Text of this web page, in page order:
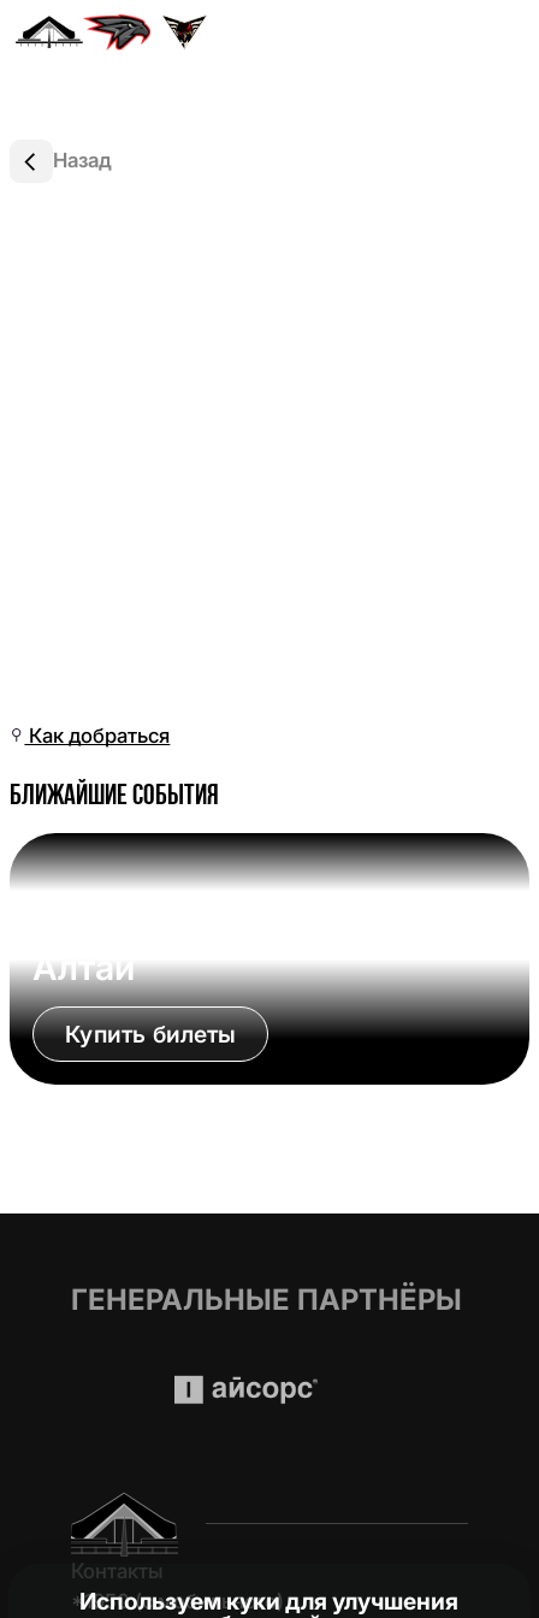
Назад
Как добраться
Ближайшие события
Алтай
Купить билеты
ГЕНЕРАЛЬНЫЕ ПАРТНЁРЫ
Контакты
*1950 (c мобильного)
Используем куки для улучшения